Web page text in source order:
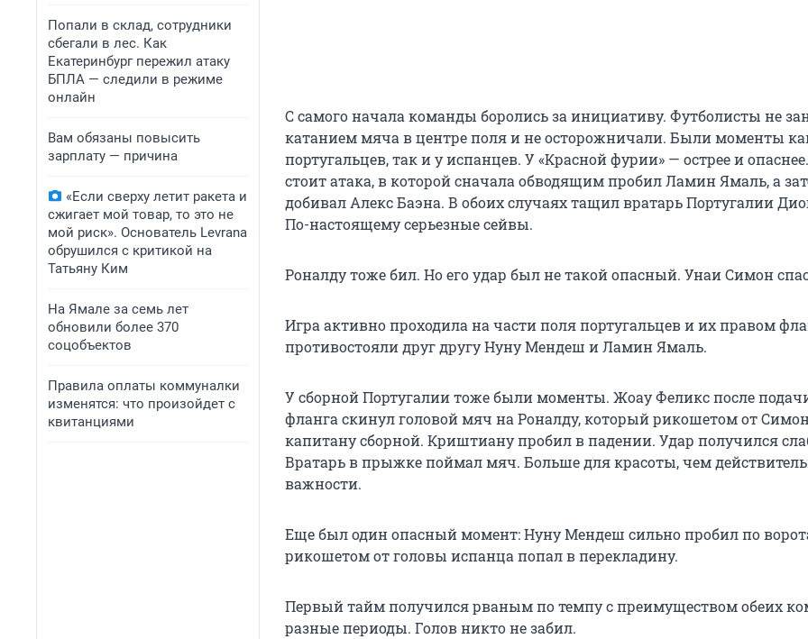
Попали в склад, сотрудники
сбегали в лес. Как
Екатеринбург пережил атаку
БПЛА — следили в режиме
онлайн
Вам обязаны повысить
зарплату — причина
«Если сверху летит ракета и
сжигает мой товар, то это не
мой риск». Основатель Levrana
обрушился с критикой на
Татьяну Ким
На Ямале за семь лет
обновили более 370
соцобъектов
Правила оплаты коммуналки
изменятся: что произойдет с
квитанциями
С самого начала команды боролись за инициативу. Футболисты не
катанием мяча в центре поля и не осторожничали. Были моменты
португальцев, так и у испанцев. У «Красной фурии» — острее и
стоит атака, в которой сначала обводящим пробил Ламин Ямаль, а
добивал Алекс Баэна. В обоих случаях тащил вратарь Португалии
По-настоящему серьезные сейвы.
Роналду тоже бил. Но его удар был не такой опасный. Унаи Симон
Игра активно проходила на части поля португальцев и их правом
противостояли друг другу Нуну Мендеш и Ламин Ямаль.
У сборной Португалии тоже были моменты. Жоау Феликс после
фланга скинул головой мяч на Роналду, который рикошетом от
капитану сборной. Криштиану пробил в падении. Удар получился
Вратарь в прыжке поймал мяч. Больше для красоты, чем
важности.
Еще был один опасный момент: Нуну Мендеш сильно пробил по
рикошетом от головы испанца попал в перекладину.
Первый тайм получился рваным по темпу с преимуществом обеих
разные периоды. Голов никто не забил.